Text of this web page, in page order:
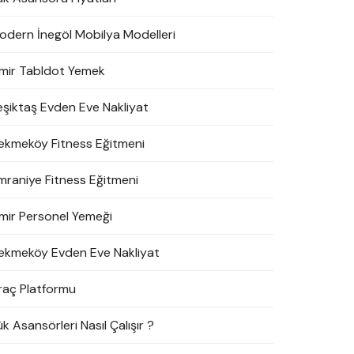
İnegöl Mobilya Modelleri
Tabldot Yemek
Evden Eve Nakliyat
Fitness Eğitmeni
Fitness Eğitmeni
Personel Yemeği
Evden Eve Nakliyat
Platformu
Asansörleri Nasıl Çalışır ?